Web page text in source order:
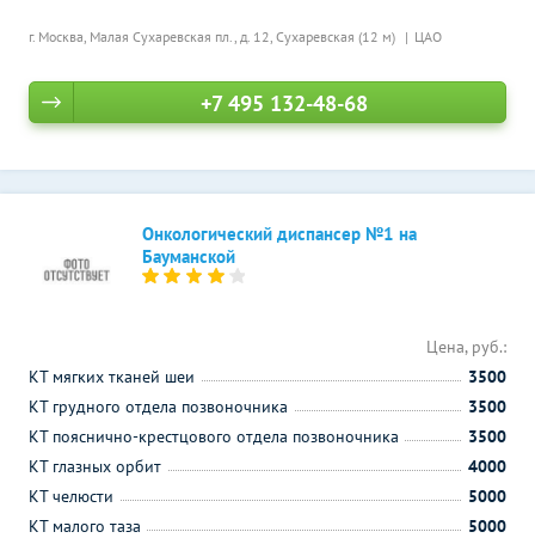
г. Москва, Малая Сухаревская пл., д. 12, Сухаревская (12 м) ЦАО
+7 495 132-48-68
Онкологический диспансер №1 на
Бауманской
Цена, руб.:
КТ мягких тканей шеи
3500
КТ грудного отдела позвоночника
3500
КТ пояснично-крестцового отдела позвоночника
3500
КТ глазных орбит
4000
КТ челюсти
5000
КТ малого таза
5000